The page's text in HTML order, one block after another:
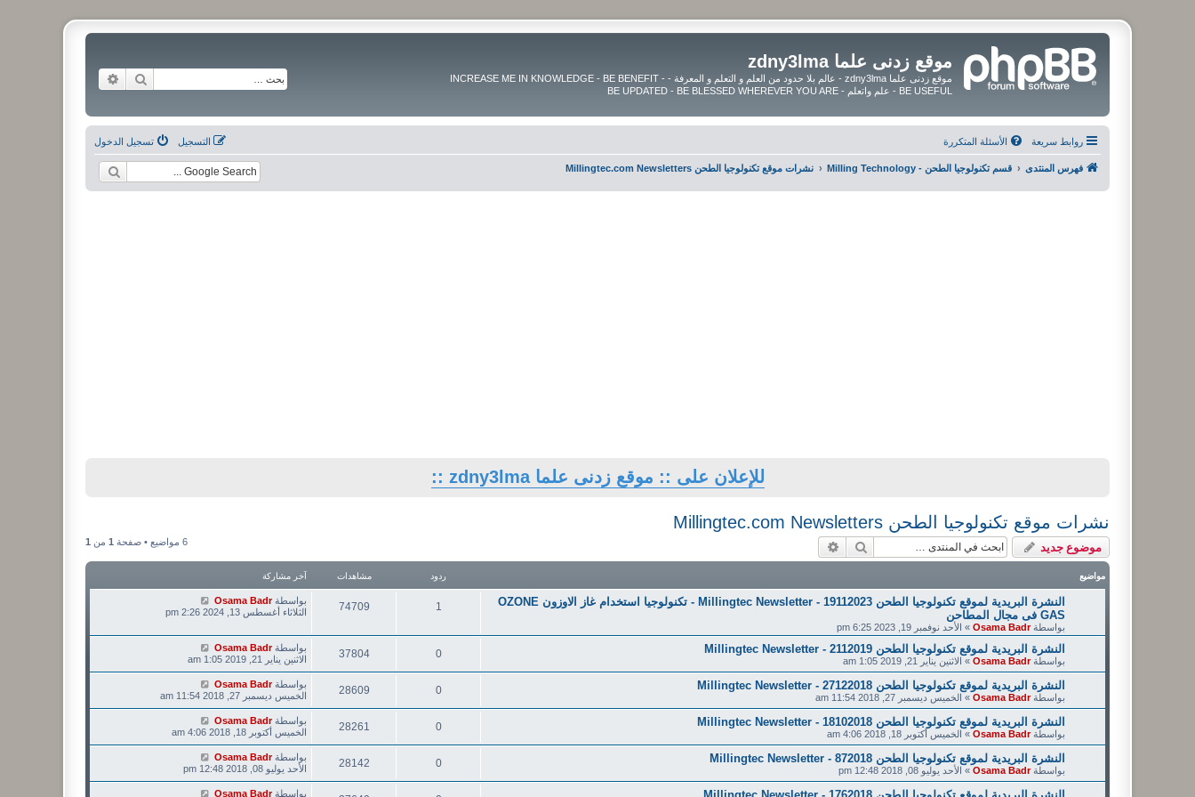
موقع زدنى علما zdny3lma
موقع زدنى علما zdny3lma - عالم بلا حدود من العلم و التعلم و المعرفة - INCREASE ME IN KNOWLEDGE - BE BENEFIT -
BE USEFUL - علم واتعلم - BE UPDATED - BE BLESSED WHEREVER YOU ARE
بحث
روابط سريعة الأسئلة المتكررة تسجيل الدخول التسجيل
فهرس المنتدى قسم تكنولوجيا الطحن - Milling Technology نشرات موقع تكنولوجيا الطحن Millingtec.com Newsletters
للإعلان على :: موقع زدنى علما zdny3lma ::
نشرات موقع تكنولوجيا الطحن Millingtec.com Newsletters
موضوع جديد بحث 6 مواضيع • صفحة 1 من 1
مواضيع ردود مشاهدات آخر مشاركة
النشرة البريدية لموقع تكنولوجيا الطحن Millingtec Newsletter - 19112023 - تكنولوجيا استخدام غاز الاوزون OZONE
GAS فى مجال المطاحن
بواسطةOsama Badr
» الأحد نوفمبر 19, 2023 6:25 pm
1
74709 بواسطةOsama Badr
الثلاثاء أغسطس 13, 2024 2:26 pm
النشرة البريدية لموقع تكنولوجيا الطحن Millingtec Newsletter - 2112019
بواسطةOsama Badr
» الاثنين يناير 21, 2019 1:05 am
0
37804 بواسطةOsama Badr
الاثنين يناير 21, 2019 1:05 am
النشرة البريدية لموقع تكنولوجيا الطحن Millingtec Newsletter - 27122018
بواسطةOsama Badr
» الخميس ديسمبر 27, 2018 11:54 am
0
28609 بواسطةOsama Badr
الخميس ديسمبر 27, 2018 11:54 am
النشرة البريدية لموقع تكنولوجيا الطحن Millingtec Newsletter - 18102018
بواسطةOsama Badr
» الخميس أكتوبر 18, 2018 4:06 am
0
28261 بواسطةOsama Badr
الخميس أكتوبر 18, 2018 4:06 am
النشرة البريدية لموقع تكنولوجيا الطحن Millingtec Newsletter - 872018
بواسطةOsama Badr
» الأحد يوليو 08, 2018 12:48 pm
0
28142 بواسطةOsama Badr
الأحد يوليو 08, 2018 12:48 pm
النشرة البريدية لموقع تكنولوجيا الطحن Millingtec Newsletter - 1762018 بواسطةOsama Badr